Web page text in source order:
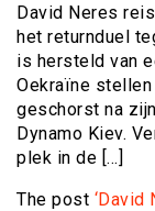
David Neres
het returnduel
is hersteld van
Oekraïne
geschorst na
Dynamo Kiev.
plek in de […]
The post ‘David